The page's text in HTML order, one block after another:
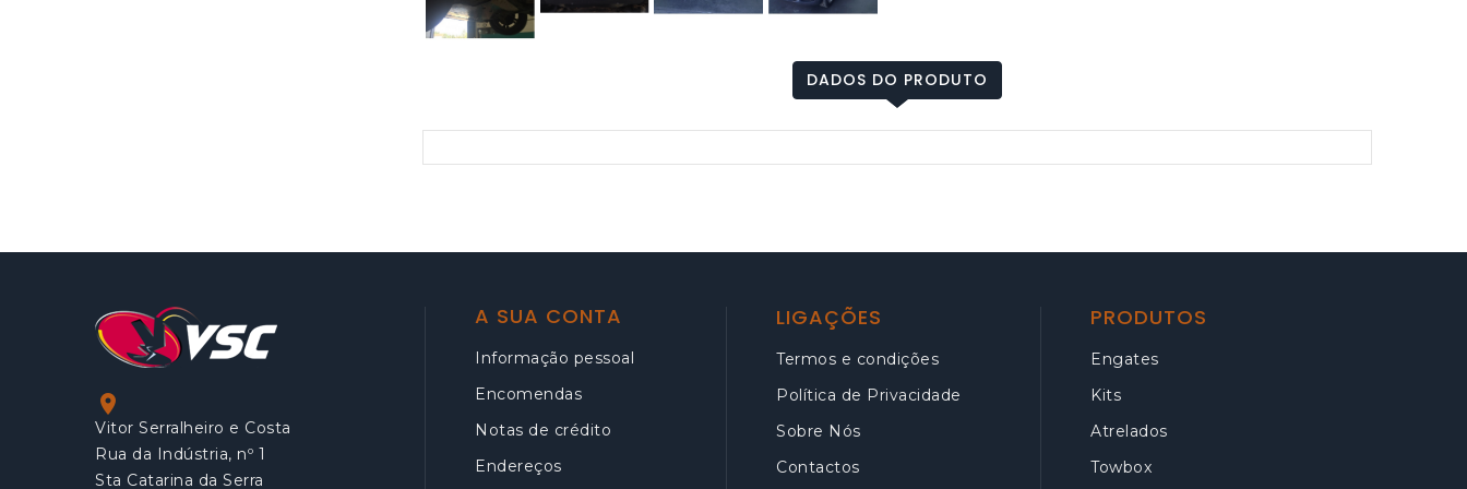
DADOS DO PRODUTO

Vitor Serralheiro e Costa
Rua da Indústria, nº 1
Sta Catarina da Serra
A SUA CONTA
Informação pessoal
Encomendas
Notas de crédito
Endereços
LIGAÇÕES
Termos e condições
Política de Privacidade
Sobre Nós
Contactos
PRODUTOS
Engates
Kits
Atrelados
Towbox